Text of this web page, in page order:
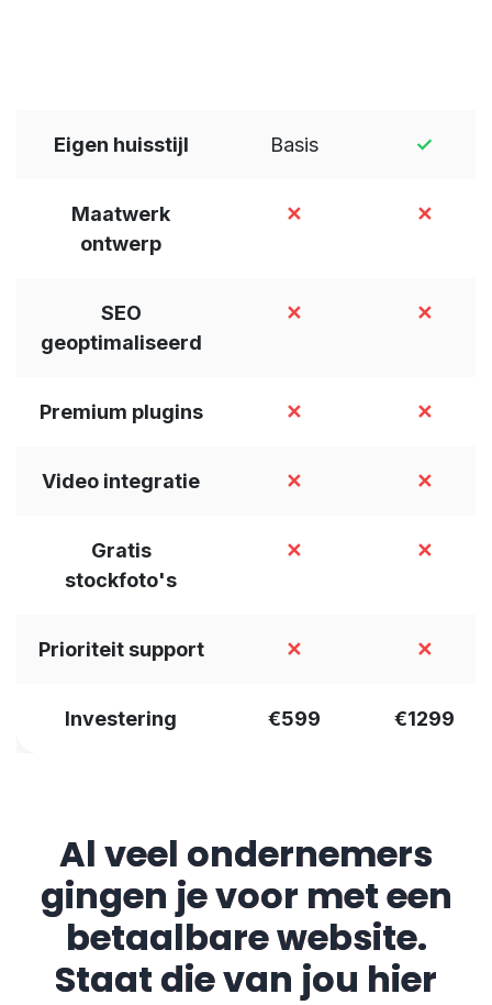
Eigen huisstijl Basis ✓
Maatwerk
ontwerp
✕ ✕
SEO
geoptimaliseerd
✕ ✕
Premium plugins ✕ ✕
Video integratie ✕ ✕
Gratis
stockfoto's
✕ ✕
Prioriteit support ✕ ✕
Investering €599 €1299
Al veel ondernemers
gingen je voor met een
betaalbare website.
Staat die van jou hier